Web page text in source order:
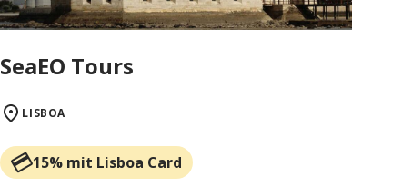
SeaEO Tours
LISBOA
15% mit Lisboa Card